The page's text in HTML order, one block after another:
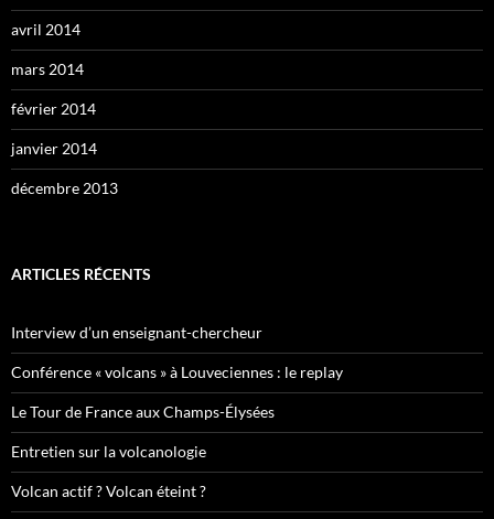
avril 2014
mars 2014
février 2014
janvier 2014
décembre 2013
ARTICLES RÉCENTS
Interview d’un enseignant-chercheur
Conférence « volcans » à Louveciennes : le replay
Le Tour de France aux Champs-Élysées
Entretien sur la volcanologie
Volcan actif ? Volcan éteint ?